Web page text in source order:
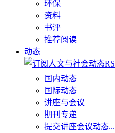
环保
资料
书评
推荐阅读
动态
国内动态
国际动态
讲座与会议
期刊专递
提交讲座会议动态...